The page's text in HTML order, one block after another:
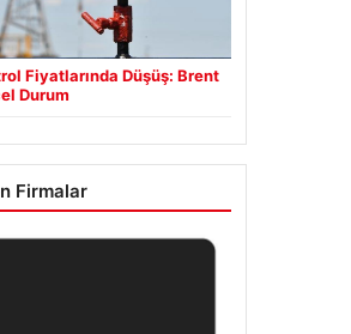
Fiyatlarında Düşüş: Brent
Durum
Firmalar